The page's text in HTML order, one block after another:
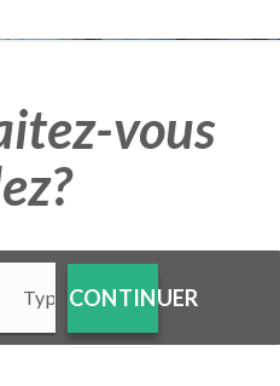
vous
CONTINUER